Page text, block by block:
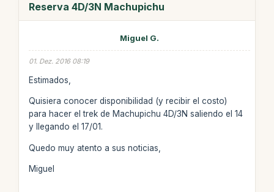
Reserva 4D/3N Machupichu
Miguel G.
01. Dez. 2016 08:19
Estimados,
Quisiera conocer disponibilidad (y recibir el costo)
para hacer el trek de Machupichu 4D/3N saliendo el 14
y llegando el 17/01.
Quedo muy atento a sus noticias,
Miguel